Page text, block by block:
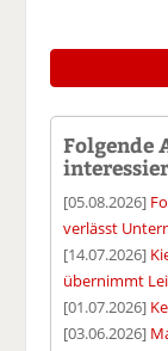
Folgende
[05.08.2026]
verlässt
[14.07.2026]
übernimmt
[01.07.2026]
[03.06.2026]